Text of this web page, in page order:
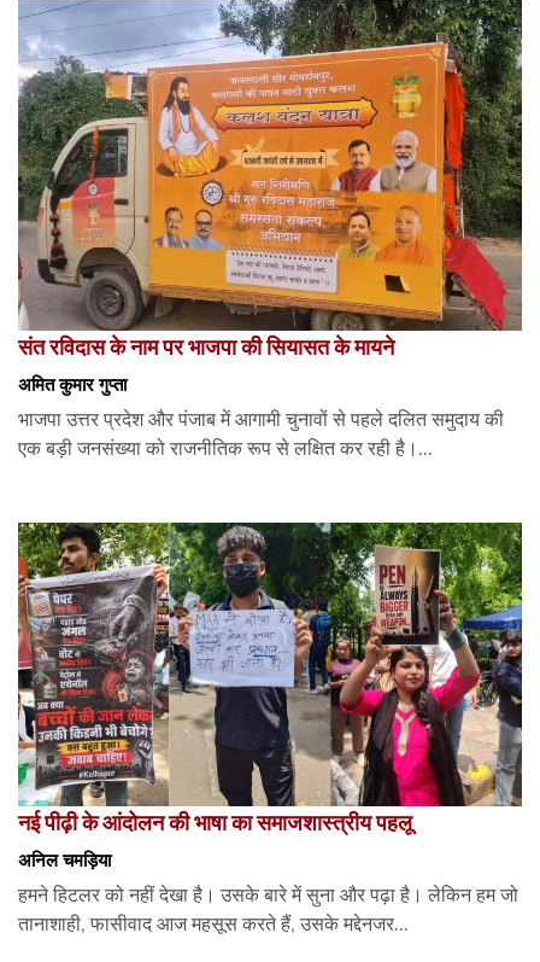
संत रविदास के नाम पर भाजपा की सियासत के मायने
अमित कुमार गुप्ता
भाजपा उत्तर प्रदेश और पंजाब में आगामी चुनावों से पहले दलित समुदाय की
एक बड़ी जनसंख्या को राजनीतिक रूप से लक्षित कर रही है।...
नई पीढ़ी के आंदोलन की भाषा का समाजशास्त्रीय पहलू
अनिल चमड़िया
हमने हिटलर को नहीं देखा है। उसके बारे में सुना और पढ़ा है। लेकिन हम जो
तानाशाही, फासीवाद आज महसूस करते हैं, उसके मद्देनजर...